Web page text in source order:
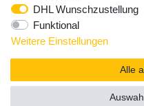
** Hierbei
DHL Wunschzustellung
Funktional
Weitere Einstellungen
Alle